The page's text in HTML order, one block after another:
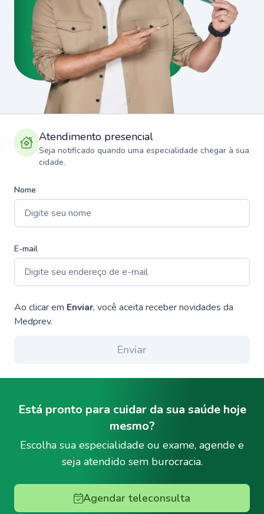
Atendimento presencial
Seja notificado quando uma especialidade chegar à sua
cidade.
Nome
E-mail
Ao clicar em Enviar, você aceita receber novidades da
Medprev.
Enviar
Está pronto para cuidar da sua saúde hoje
mesmo?
Escolha sua especialidade ou exame, agende e
seja atendido sem burocracia.
Agendar teleconsulta